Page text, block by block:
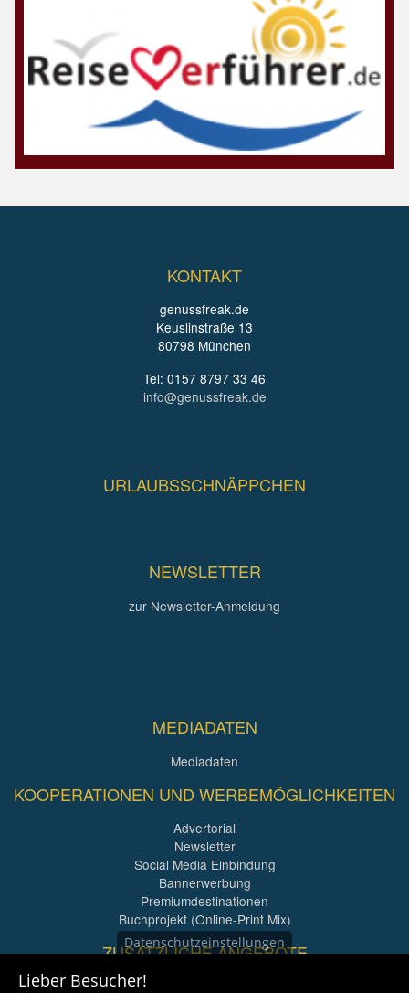
KONTAKT
genussfreak.de
Keuslinstraße 13
80798 München
Tel: 0157 8797 33 46
info@genussfreak.de
URLAUBSSCHNÄPPCHEN
NEWSLETTER
zur Newsletter-Anmeldung
MEDIADATEN
Mediadaten
KOOPERATIONEN UND WERBEMÖGLICHKEITEN
Advertorial
Newsletter
Social Media Einbindung
Bannerwerbung
Premiumdestinationen
Buchprojekt (Online-Print Mix)
ZUSÄTZLICHE ANGEBOTE
Imagefilme und mehr
Datenschutzeinstellungen
Lieber Besucher!